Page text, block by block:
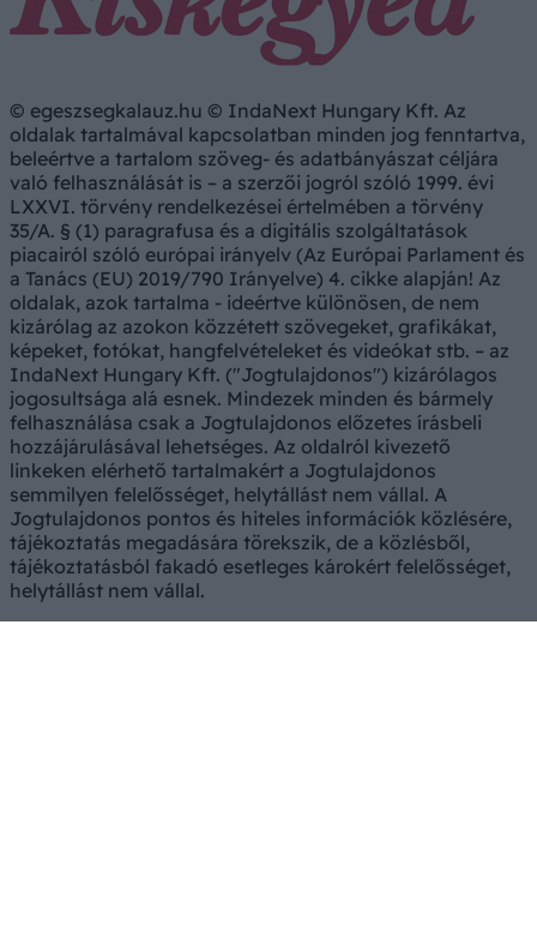
© egeszsegkalauz.hu © IndaNext Hungary Kft. Az
oldalak tartalmával kapcsolatban minden jog fenntartva,
beleértve a tartalom szöveg- és adatbányászat céljára
való felhasználását is – a szerzői jogról szóló 1999. évi
LXXVI. törvény rendelkezései értelmében a törvény
35/A. § (1) paragrafusa és a digitális szolgáltatások
piacairól szóló európai irányelv (Az Európai Parlament és
a Tanács (EU) 2019/790 Irányelve) 4. cikke alapján! Az
oldalak, azok tartalma - ideértve különösen, de nem
kizárólag az azokon közzétett szövegeket, grafikákat,
képeket, fotókat, hangfelvételeket és videókat stb. – az
IndaNext Hungary Kft. ("Jogtulajdonos") kizárólagos
jogosultsága alá esnek. Mindezek minden és bármely
felhasználása csak a Jogtulajdonos előzetes írásbeli
hozzájárulásával lehetséges. Az oldalról kivezető
linkeken elérhető tartalmakért a Jogtulajdonos
semmilyen felelősséget, helytállást nem vállal. A
Jogtulajdonos pontos és hiteles információk közlésére,
tájékoztatás megadására törekszik, de a közlésből,
tájékoztatásból fakadó esetleges károkért felelősséget,
helytállást nem vállal.